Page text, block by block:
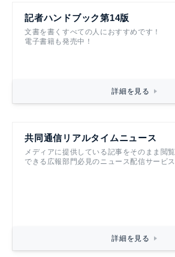
記者ハンドブック第14版
文書を書くすべての人におすすめです！
電子書籍も発売中！
詳細を見る
共同通信リアルタイムニュース
メディアに提供している記事をそのまま閲覧
できる広報部門必見のニュース配信サービス
詳細を見る